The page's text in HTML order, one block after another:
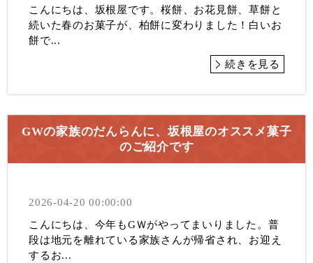
こんにちは、坂根屋です。桜餅、お花見餅、草餅と
続いた春のお菓子が、柏餅に変わりました！白いお
餅で...
続きを見る
GWの家族のだんらんに、坂根屋のオススメ菓子
のご紹介です
2026-04-20 00:00:00
こんにちは、今年もGＷがやってまいりました。普
段は地元を離れている家族さんが帰省され、お迎え
するお...